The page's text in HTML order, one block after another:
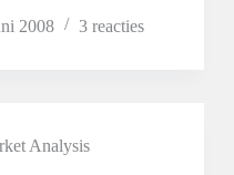
2008 3 reacties
Analysis